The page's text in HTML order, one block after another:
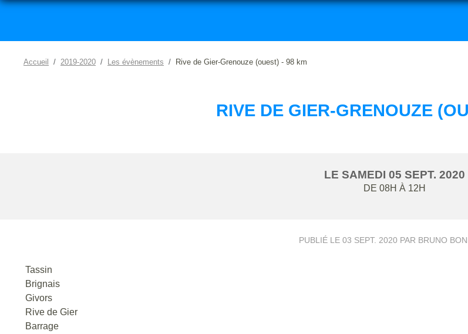
Accueil 2019-2020 Les évènements Rive de Gier-Grenouze (ouest) - 98 km
RIVE DE GIER-GRENOUZE
LE SAMEDI 05 SEPT. 2020
DE 08H À 12H
PUBLIÉ LE 03 SEPT. 2020 PAR BRUNO
Tassin
Brignais
Givors
Rive de Gier
Barrage